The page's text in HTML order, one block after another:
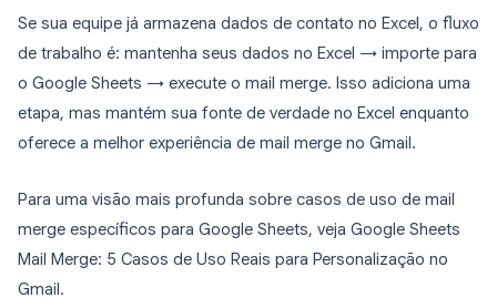
Se sua equipe já armazena dados de contato no Excel, o fluxo
de trabalho é: mantenha seus dados no Excel → importe para
o Google Sheets → execute o mail merge. Isso adiciona uma
etapa, mas mantém sua fonte de verdade no Excel enquanto
oferece a melhor experiência de mail merge no Gmail.
Para uma visão mais profunda sobre casos de uso de mail
merge específicos para Google Sheets, veja Google Sheets
Mail Merge: 5 Casos de Uso Reais para Personalização no
Gmail.